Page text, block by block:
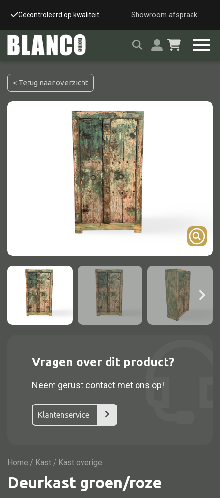
Gecontroleerd op kwaliteit Snelle & veilige
Showroom afspraak
Bartafel
Console
Tafel overig
Glaskast
Nachtkast
Kast overige
TV meubel
Rek
< Terug naar overzicht
Vragen over dit product?
Neem gerust contact met ons op!
Klantenservice
Home / Kast / Kast overige
Deurkast groen/roze